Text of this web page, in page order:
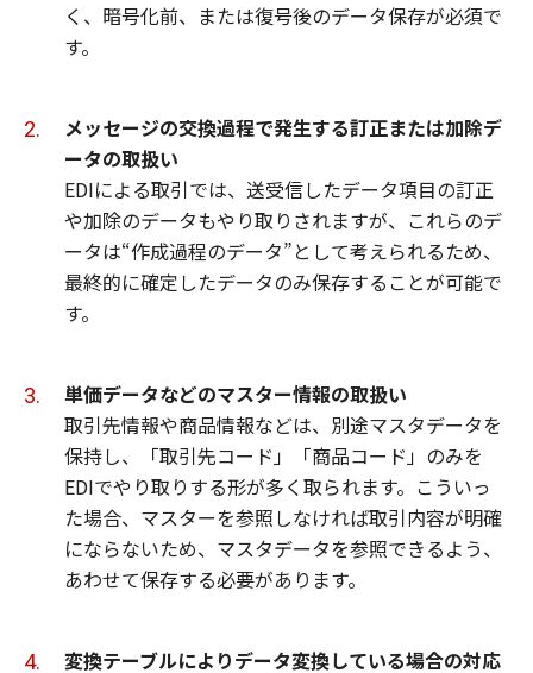
く、暗号化前、または復号後のデータ保存が必須で
す。
メッセージの交換過程で発生する訂正または加除デ
ータの取扱い
EDIによる取引では、送受信したデータ項目の訂正
や加除のデータもやり取りされますが、これらのデ
ータは“作成過程のデータ”として考えられるため、
最終的に確定したデータのみ保存することが可能で
す。
単価データなどのマスター情報の取扱い
取引先情報や商品情報などは、別途マスタデータを
保持し、「取引先コード」「商品コード」のみを
EDIでやり取りする形が多く取られます。こういっ
た場合、マスターを参照しなければ取引内容が明確
にならないため、マスタデータを参照できるよう、
あわせて保存する必要があります。
変換テーブルによりデータ変換している場合の対応